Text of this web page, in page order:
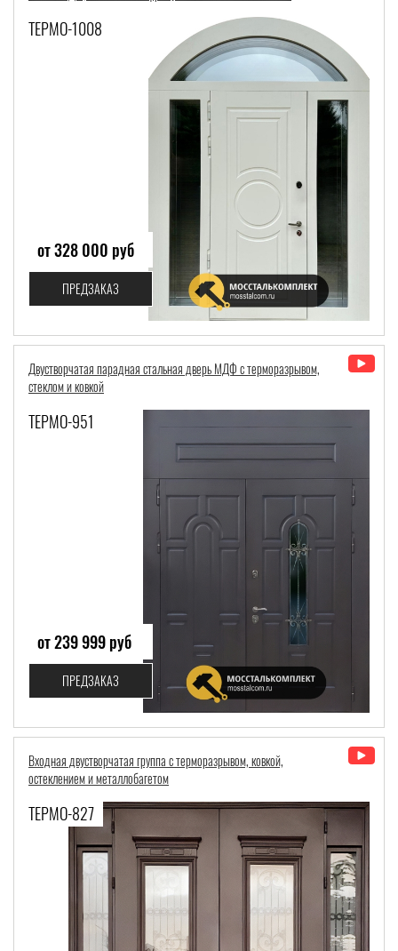
ТЕРМО-1008
от 328 000 руб
ПРЕДЗАКАЗ
Двустворчатая парадная стальная дверь МДФ с терморазрывом,
стеклом и ковкой
ТЕРМО-951
от 239 999 руб
ПРЕДЗАКАЗ
Входная двустворчатая группа с терморазрывом, ковкой,
остеклением и металлобагетом
ТЕРМО-827